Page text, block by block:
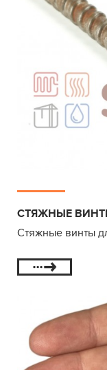
СТЯЖНЫЕ
Стяжные винты